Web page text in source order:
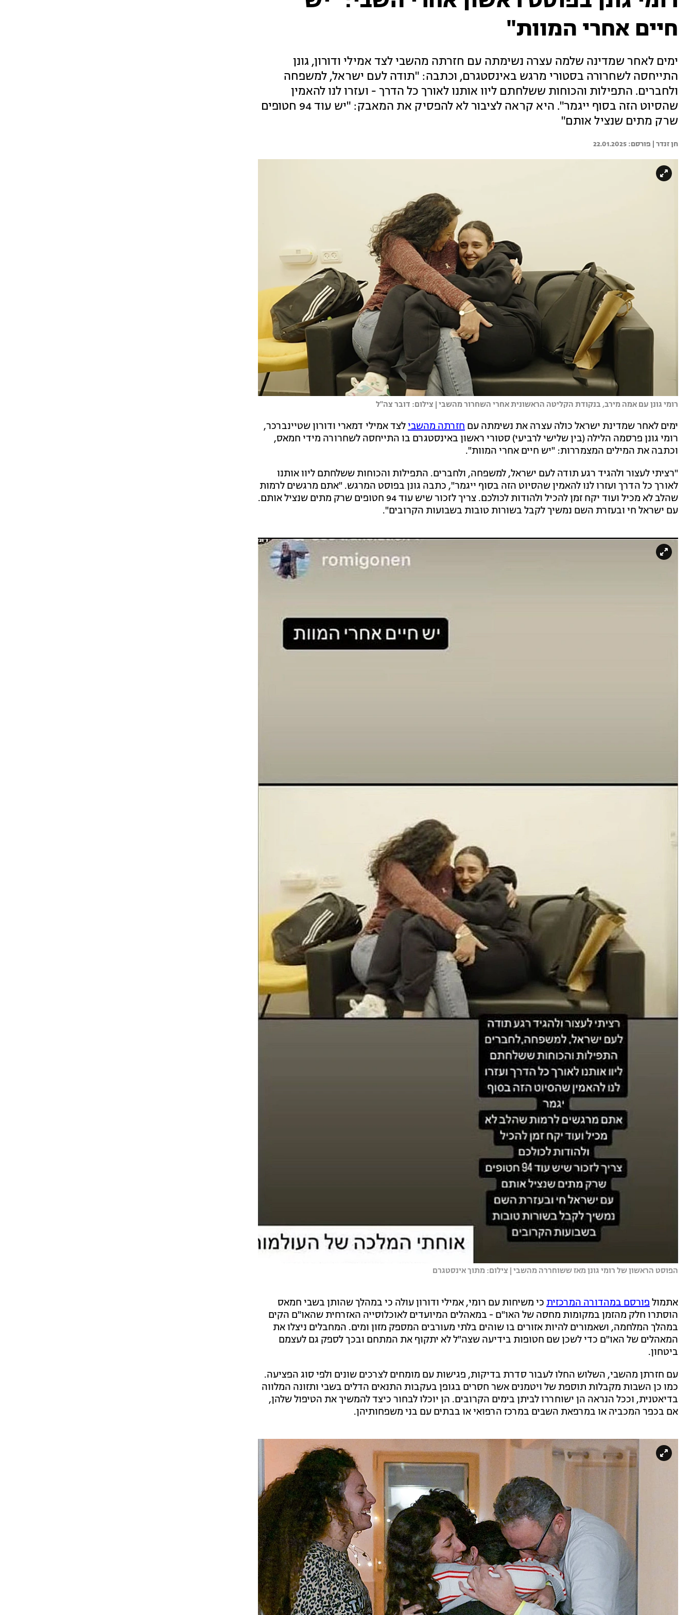
חיים אחרי המוות"
ימים לאחר שמדינה שלמה עצרה נשימתה עם חזרתה מהשבי לצד אמילי ודורון, גונן
התייחסה לשחרורה בסטורי מרגש באינסטגרם, וכתבה: "תודה לעם ישראל, למשפחה
ולחברים. התפילות והכוחות ששלחתם ליוו אותנו לאורך כל הדרך - ועזרו לנו להאמין
שהסיוט הזה בסוף ייגמר". היא קראה לציבור לא להפסיק את המאבק: "יש עוד 94 חטופים
שרק מתים שנציל אותם"
חן זנדר | 22.01.2025
רומי גונן עם אמה מירב, בנקודת הקליטה הראשונית אחרי השחרור מהשבי | צילום: דובר צה"ל
ימים לאחר שמדינת ישראל כולה עצרה את נשימתה עם חזרתה מהשבילצד אמילי דמארי ודורון שטיינברכר,
רומי גונן פרסמה הלילה (בין שלישי לרביעי) סטורי ראשון באינסטגרם בו התייחסה לשחרורה מידי חמאס,
וכתבה את המילים המצמררות: "יש חיים אחרי המוות".
"רציתי לעצור ולהגיד רגע תודה לעם ישראל, למשפחה, ולחברים. התפילות והכוחות ששלחתם ליוו אותנו
לאורך כל הדרך ועזרו לנו להאמין שהסיוט הזה בסוף ייגמר", כתבה גונן בפוסט המרגש. "אתם מרגשים לרמות
שהלב לא מכיל ועוד יקח זמן להכיל ולהודות לכולכם. צריך לזכור שיש עוד 94 חטופים שרק מתים שנציל אותם.
עם ישראל חי ובעזרת השם נמשיך לקבל בשורות טובות בשבועות הקרובים".
הפוסט הראשון של רומי גונן מאז ששוחררה מהשבי | צילום: מתוך אינסטגרם
אתמולפורסם במהדורה המרכזית כי משיחות עם רומי, אמילי ודורון עולה כי במהלך שהותן בשבי חמאס
הוסתרו חלק מהזמן במקומות מחסה של האו"ם - במאהלים המיועדים לאוכלוסייה האזרחית שהאו"ם הקים
במהלך המלחמה, ושאמורים להיות אזורים בו שוהים בלתי מעורבים המספק מזון ומים. המחבלים ניצלו את
המאהלים של האו"ם כדי לשכן שם חטופות בידיעה שצה"ל לא יתקוף את המתחם ובכך לספק גם לעצמם
ביטחון.
עם חזרתן מהשבי, השלוש החלו לעבור סדרת בדיקות, פגישות עם מומחים לצרכים שונים ולפי סוג הפציעה.
כמו כן השבות מקבלות תוספת של ויטמנים אשר חסרים בגופן בעקבות התנאים הדלים בשבי ותזונה המלווה
בדיאטנית, וככל הנראה הן ישוחררו לביתן בימים הקרובים. הן יוכלו לבחור כיצד להמשיך את הטיפול שלהן,
אם בכפר המכביה או במרפאת השבים במרכז הרפואי או בבתים עם בני משפחותיהן.